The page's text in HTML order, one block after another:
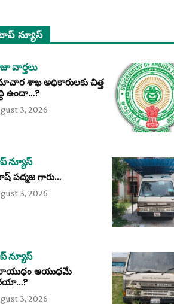
న్యూస్
వార్తలు
శాఖ అధికారులకు చిత్త
ఉందా…?
3, 2026
న్యూస్
పద్మజ గారు…
3, 2026
న్యూస్
ఆయుధమే
3, 2026